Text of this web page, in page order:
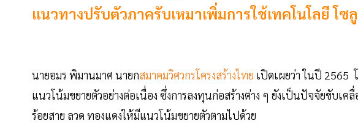
แนวทางปรับตัวภาครับเหมาเพิ่มการใช้เทคโนโลยี โซ
นายอมร พิมานมาศ นายกสมาคมวิศวกรโครงสร้างไทย เปิดเผยว่า ในปี 2565
แนวโน้มขยายตัวอย่างต่อเนื่อง ซึ่งการลงทุนก่อสร้างต่าง ๆ ยังเป็นปัจจัยขับเ
ร้อยสาย ลวด ทองแดงให้มีแนวโน้มขยายตัวตามไปด้วย